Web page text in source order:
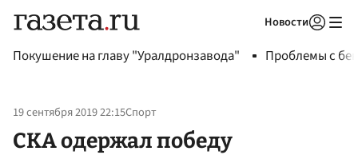
Новости
Покушение на главу "Уралдронзавода" Проблемы с
19 сентября 2019 22:15Спорт
СКА одержал победу